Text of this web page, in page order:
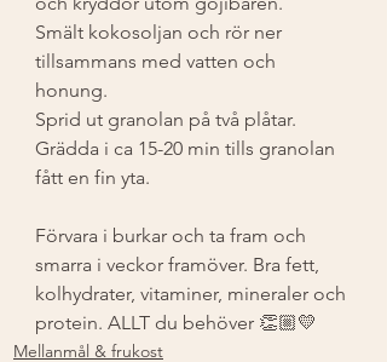
Smält kokosoljan och rör ner
tillsammans med vatten och
honung.
Sprid ut granolan på två plåtar.
Grädda i ca 15-20 min tills granolan
fått en fin yta.
Förvara i burkar och ta fram och
smarra i veckor framöver. Bra fett,
kolhydrater, vitaminer, mineraler och
protein. ALLT du behöver 👏🏼💛
Mellanmål & frukost